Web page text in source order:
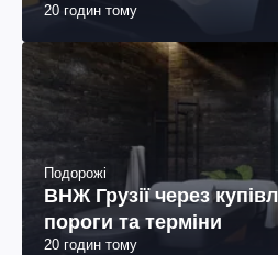
20 годин тому
Подорожі
ВНЖ Грузії через
пороги та терміни
20 годин тому